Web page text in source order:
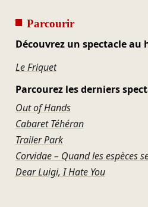
Parcourir
Découvrez un spectacle au
Le Friquet
Parcourez les derniers
Out of Hands
Cabaret Téhéran
Trailer Park
Corvidae – Quand les espèces
Dear Luigi, I Hate You